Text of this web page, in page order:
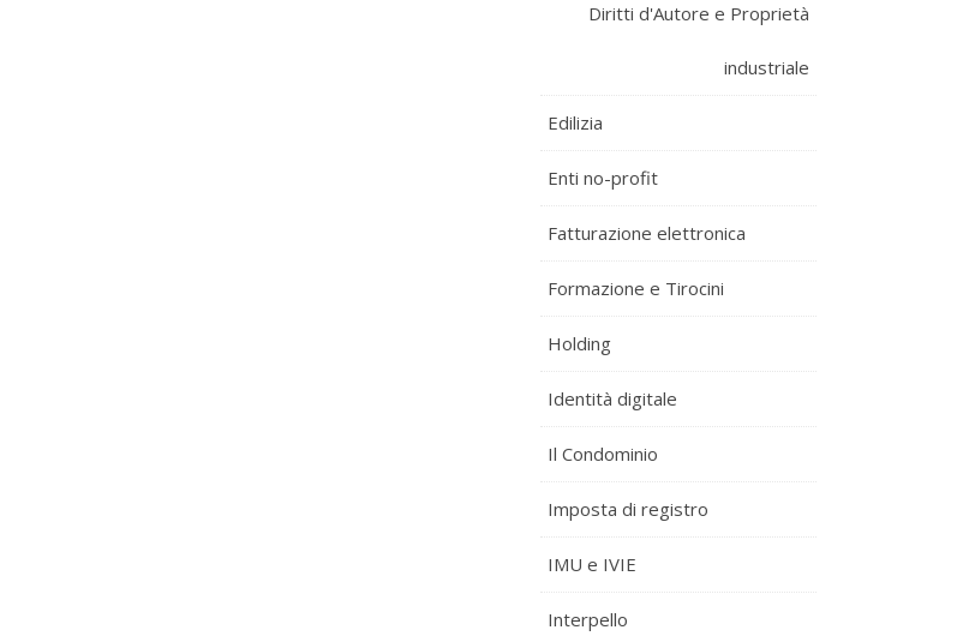
Diritti d'Autore e Proprietà
industriale
Edilizia
Enti no-profit
Fatturazione elettronica
Formazione e Tirocini
Holding
Identità digitale
Il Condominio
Imposta di registro
IMU e IVIE
Interpello